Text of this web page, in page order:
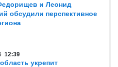
и Леонид
обсудили перспективное
12:39
укрепит